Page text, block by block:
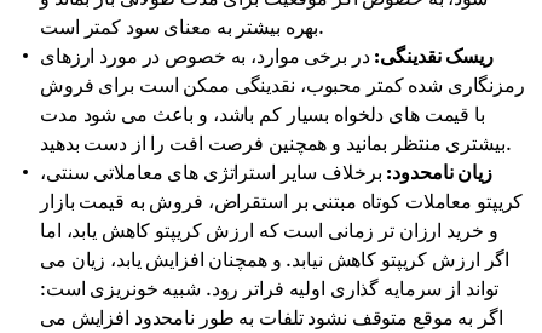
بهره بیشتر به معنای سود کمتر است.
ریسک نقدینگی: در برخی موارد، به خصوص در مورد ارزهای
رمزنگاری شده کمتر محبوب، نقدینگی ممکن است برای فروش
با قیمت های دلخواه بسیار کم باشد، و باعث می شود مدت
بیشتری منتظر بمانید و همچنین فرصت افت را از دست بدهید.
زیان نامحدود: برخلاف سایر استراتژی های معاملاتی سنتی،
کریپتو معاملات کوتاه مبتنی بر استقراض، فروش به قیمت بازار
و خرید ارزان تر زمانی است که ارزش کریپتو کاهش یابد، اما
اگر ارزش کریپتو کاهش نیابد. و همچنان افزایش یابد، زیان می
تواند از سرمایه گذاری اولیه فراتر رود. شبیه خونریزی است:
اگر به موقع متوقف نشود تلفات به طور نامحدود افزایش می